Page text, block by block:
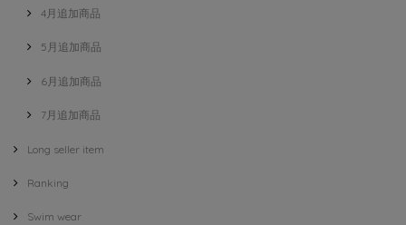
4月追加商品
5月追加商品
6月追加商品
7月追加商品
Long seller item
Ranking
Swim wear